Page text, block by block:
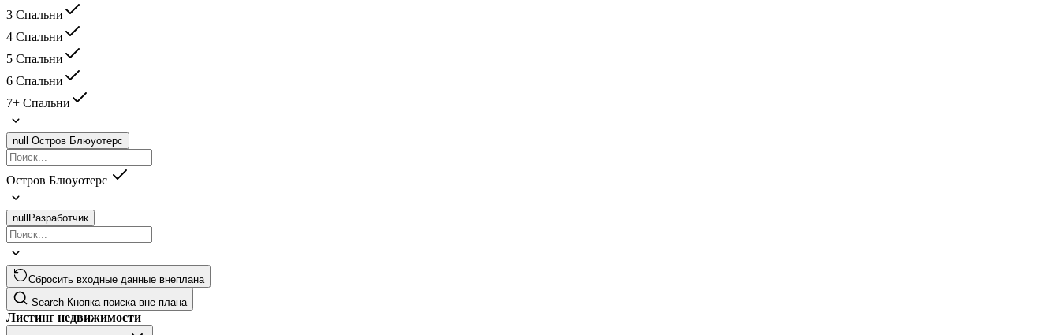
3 Спальни
4 Спальни
5 Спальни
6 Спальни
7+ Спальни
null Остров Блюуотерс
Остров Блюуотерс
null Разработчик
Сбросить входные данные внеплана
Search Кнопка поиска вне плана
Листинг недвижимости